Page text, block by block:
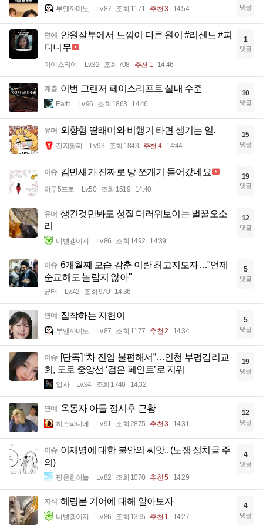
부엔까미노 Lv.87 조회 1171 추천 3 14:54 댓글
연예
안원잘부에서 느낌이 다른 원이 #리센느 #피
디니무
아이스티이 Lv.32 조회 708 추천 1 14:46
1
댓글
계층 이번 그랜저 페이스리프트 실내 수준
Earth Lv.96 조회 1863 14:46
10
댓글
유머 외향형 딸래미와 비행기 타면 생기는 일.
전자팔찌 Lv.93 조회 1843 추천 4 14:44
15
댓글
이슈 김민새가 진짜로 당 쪼개기 들어갔네요
하루5프로 Lv.50 조회 1519 14:40
19
댓글
유머 생긴것만봐도 성질 더러워보이는 벌꿀오소
리
너빨갱이지 Lv.86 조회 1492 14:39
12
댓글
이슈 6개월째 모습 감춘 이란 최고지도자…"언제
순교해도 놀랍지 않아"
균터 Lv.42 조회 970 14:36
5
댓글
연예 집착하는 지헌이
부엔까미노 Lv.87 조회 1177 추천 2 14:34
5
댓글
이슈 [단독] “차 진입 불편해서”…인천 부평감리교
회, 도로 중앙선 ‘검은 페인트’로 지워
입사 Lv.94 조회 1748 14:32
19
댓글
연예 옥동자 아들 정시후 근황
히스파니에 Lv.91 조회 2875 추천 3 14:31
12
댓글
이슈 이재명에 대한 불안의 씨앗.. (노잼 정치글 주
의)
평온한하늘 Lv.82 조회 1070 추천 5 14:29
4
댓글
지식 헤링본 기어에 대해 알아보자
너빨갱이지 Lv.86 조회 1395 추천 1 14:27
4
댓글